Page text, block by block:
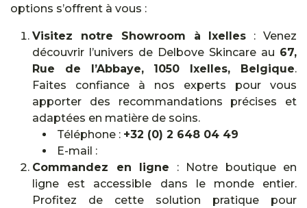
options s’offrent à vous :
Visitez notre Showroom à Ixelles : Venez
découvrir l’univers de Delbove Skincare au 67,
Rue de l’Abbaye, 1050 Ixelles, Belgique.
Faites confiance à nos experts pour vous
apporter des recommandations précises et
adaptées en matière de soins.
Téléphone : +32 (0) 2 648 04 49
E-mail :
Commandez en ligne : Notre boutique en
ligne est accessible dans le monde entier.
Profitez de cette solution pratique pour